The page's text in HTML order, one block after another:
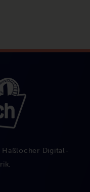
Digital-
.